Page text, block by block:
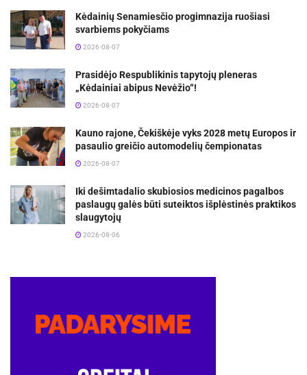
Kėdainių Senamiesčio progimnazija ruošiasi
svarbiems pokyčiams
2026-08-07
Prasidėjo Respublikinis tapytojų pleneras
„Kėdainiai abipus Nevėžio“!
2026-08-07
Kauno rajone, Čekiškėje vyks 2028 metų Europos ir
pasaulio greičio automodelių čempionatas
2026-08-07
Iki dešimtadalio skubiosios medicinos pagalbos
paslaugų galės būti suteiktos išplėstinės praktikos
slaugytojų
2026-08-06